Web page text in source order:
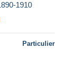
1910
Particulier